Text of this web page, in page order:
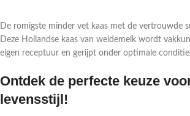
De romigste minder vet kaas met de vertrouwde
Deze Hollandse kaas van weidemelk wordt
eigen receptuur en gerijpt onder optimale
Ontdek de perfecte keuze
levensstijl!